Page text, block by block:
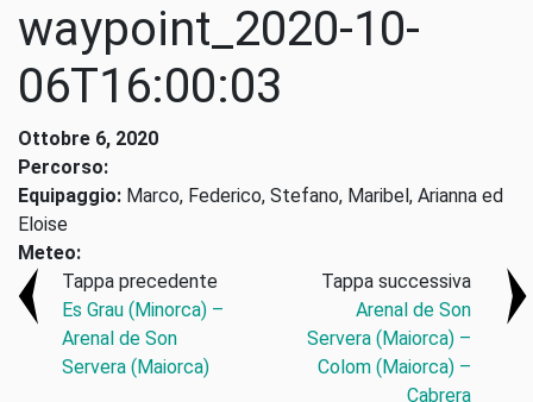
waypoint_2020-10-
06T16:00:03
Ottobre 6, 2020
Percorso:
Equipaggio: Marco, Federico, Stefano, Maribel, Arianna ed
Eloise
Meteo:
Tappa precedente
Es Grau (Minorca) –
Arenal de Son
Servera (Maiorca)
Tappa successiva
Arenal de Son
Servera (Maiorca) –
Colom (Maiorca) –
Cabrera